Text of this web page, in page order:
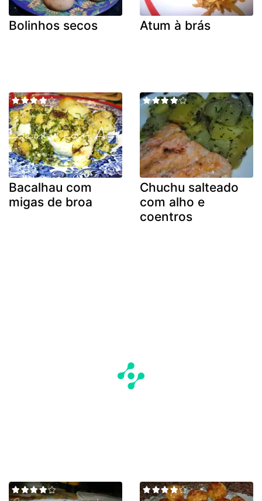
Bolinhos secos Atum à brás
Bacalhau com
migas de broa
Chuchu salteado
com alho e
coentros